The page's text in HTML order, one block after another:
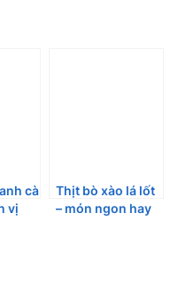
cà
vị
Thịt bò xào lá lốt
– món ngon hay